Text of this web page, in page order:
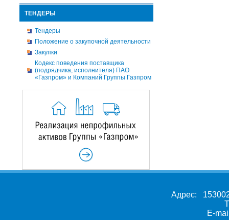
ТЕНДЕРЫ
Тендеры
Положение о закупочной деятельности
Закупки
Кодекс поведения поставщика
(подрядчика, исполнителя) ПАО
«Газпром» и Компаний Группы Газпром
Адрес:
E-